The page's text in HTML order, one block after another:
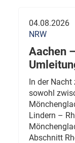
04.08.2026
NRW
Aachen
In der
sowohl
Lindern –
Abschnitt